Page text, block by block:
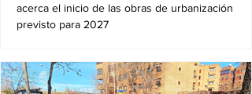
acerca el inicio de las obras de urbanización
previsto para 2027